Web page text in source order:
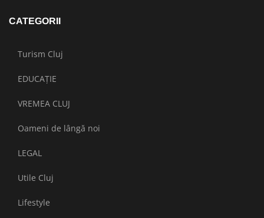
CATEGORII
Turism Cluj
EDUCAȚIE
VREMEA CLUJ
Oameni de lângă noi
LEGAL
Utile Cluj
Lifestyle